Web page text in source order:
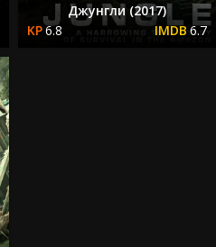
Джунгли (2017)
6.8
6.7